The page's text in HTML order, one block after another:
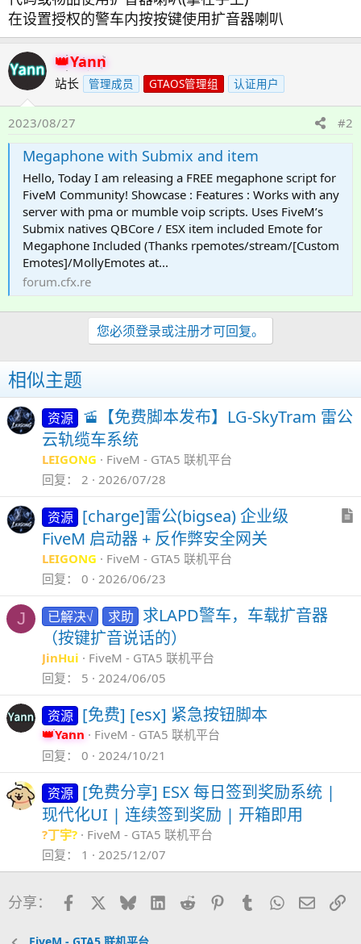
在设置授权的警车内按按键使用扩音器喇叭
Yann
站长 管理成员 GTAOS管理组 认证用户
2023/08/27 #2
Megaphone with Submix and item
Hello, Today I am releasing a FREE megaphone script for
FiveM Community! Showcase : Features : Works with any
server with pma or mumble voip scripts. Uses FiveM’s
Submix natives QBCore / ESX item included Emote for
Megaphone Included (Thanks rpemotes/stream/[Custom
Emotes]/MollyEmotes at...
forum.cfx.re
您必须登录或注册才可回复。
相似主题
资源
🚡【免费脚本发布】LG-SkyTram 雷公
云轨缆车系统
LEIGONG
FiveM - GTA5 联机平台
回复
2 2026/07/28
资源 [charge]雷公(bigsea) 企业级
FiveM 启动器 + 反作弊安全网关
LEIGONG
FiveM - GTA5 联机平台
回复
0 2026/06/23
J 已解决√ 求助 求LAPD警车，车载扩音器
（按键扩音说话的）
JinHui
FiveM - GTA5 联机平台
回复
5 2024/06/05
资源 [免费] [esx] 紧急按钮脚本
Yann
FiveM - GTA5 联机平台
回复
0 2024/10/21
资源 [免费分享] ESX 每日签到奖励系统 |
现代化UI | 连续签到奖励 | 开箱即用
?丁宇?
FiveM - GTA5 联机平台
回复
1 2025/12/07
分享： FacebookBlueskyLinkedIn
Reddit PinterestTumblrWhatsApp
邮件